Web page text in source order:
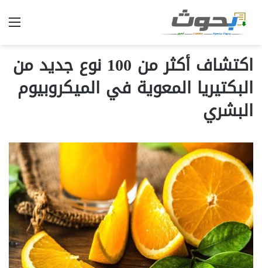
اكتشاف أكثر من 100 نوع جديد من
البكتيريا المعوية في الميكروبيوم
البشري